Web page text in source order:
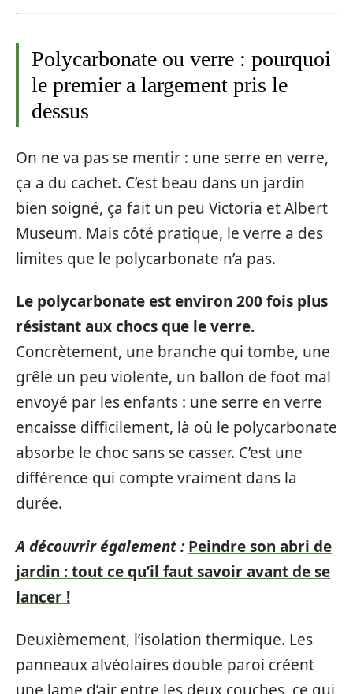
Polycarbonate ou verre : pourquoi
le premier a largement pris le
dessus
On ne va pas se mentir : une serre en verre,
ça a du cachet. C’est beau dans un jardin
bien soigné, ça fait un peu Victoria et Albert
Museum. Mais côté pratique, le verre a des
limites que le polycarbonate n’a pas.
Le polycarbonate est environ 200 fois plus
résistant aux chocs que le verre.
Concrètement, une branche qui tombe, une
grêle un peu violente, un ballon de foot mal
envoyé par les enfants : une serre en verre
encaisse difficilement, là où le polycarbonate
absorbe le choc sans se casser. C’est une
différence qui compte vraiment dans la
durée.
A découvrir également : Peindre son abri de
jardin : tout ce qu’il faut savoir avant de se
lancer !
Deuxièmement, l’isolation thermique. Les
panneaux alvéolaires double paroi créent